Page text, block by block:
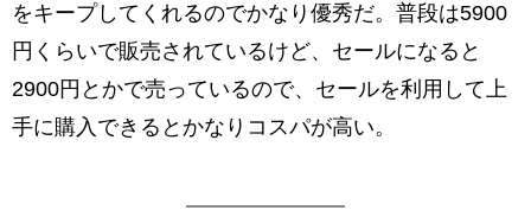
をキープしてくれるのでかなり優秀だ。普段は5900
円くらいで販売されているけど、セールになると
2900円とかで売っているので、セールを利用して上
手に購入できるとかなりコスパが高い。